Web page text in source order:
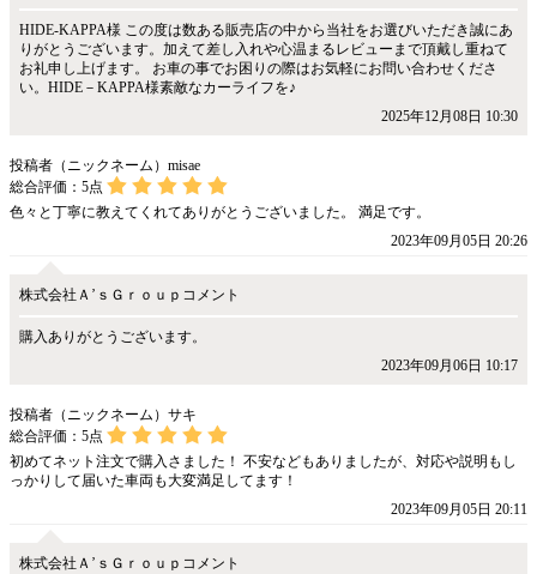
HIDE-KAPPA様 この度は数ある販売店の中から当社をお選びいただき誠にあ
りがとうございます。加えて差し入れや心温まるレビューまで頂戴し重ねて
お礼申し上げます。 お車の事でお困りの際はお気軽にお問い合わせくださ
い。HIDE－KAPPA様素敵なカーライフを♪
2025年12月08日 10:30
投稿者（ニックネーム）misae
総合評価： 5点
色々と丁寧に教えてくれてありがとうございました。 満足です。
2023年09月05日 20:26
株式会社Ａ’ｓＧｒｏｕｐコメント
購入ありがとうございます。
2023年09月06日 10:17
投稿者（ニックネーム）サキ
総合評価： 5点
初めてネット注文で購入さました！ 不安などもありましたが、対応や説明もし
っかりして届いた車両も大変満足してます！
2023年09月05日 20:11
株式会社Ａ’ｓＧｒｏｕｐコメント